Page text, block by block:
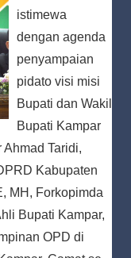
istimewa
dengan agenda
penyampaian
pidato visi misi
Bupati dan Wakil
Bupati Kampar
Taridi,
Kabupaten
MH, Forkopimda
Bupati Kampar,
OPD di